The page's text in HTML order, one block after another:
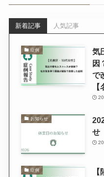
新着記事 人気記事
症例
気
因
で
お知らせ
せ
症例